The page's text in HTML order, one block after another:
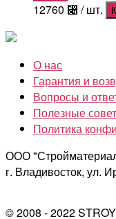
12760 ⃄ / шт.
О нас
Гарантия и
Вопросы и
Полезные
Политика
ООО
г. Владивосток, ул.
© 2008 - 2022